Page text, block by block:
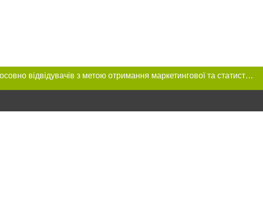
Цей сайт використовує «cookies». Також веб-сайт використовує інтернет-сервіс для збору технічних даних стосовно відвідувачів з метою отримання маркетингової та статистичної інформації. Умови обробки даних відвідувачів сайту див.